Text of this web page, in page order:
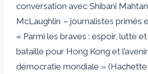
conversation avec Shibani
McLaughlin – journalistes primés
« Parmi les braves : espoir, lutte
bataille pour Hong Kong et
démocratie mondiale » (Hachette